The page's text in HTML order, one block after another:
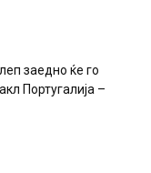
заедно ќе го
Португалија –